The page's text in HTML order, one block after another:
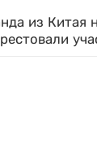
из Китая